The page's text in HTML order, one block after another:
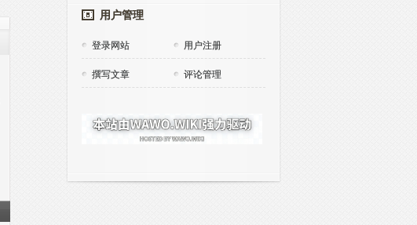
用户管理
登录网站 用户注册
撰写文章 评论管理